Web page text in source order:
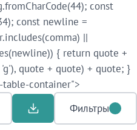
const
const newline =
||
{ return quote +
quote + quote) + quote; }
container">
Фильтры